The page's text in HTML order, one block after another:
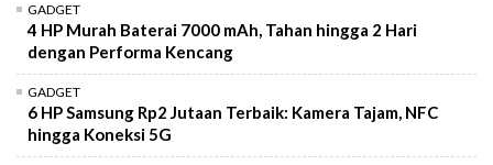
GADGET
4 HP Murah Baterai 7000 mAh, Tahan hingga 2 Hari
dengan Performa Kencang
GADGET
6 HP Samsung Rp2 Jutaan Terbaik: Kamera Tajam, NFC
hingga Koneksi 5G